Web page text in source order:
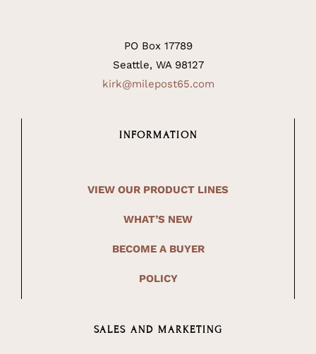
PO Box 17789
Seattle, WA 98127
kirk@milepost65.com
INFORMATION
VIEW OUR PRODUCT LINES
WHAT’S NEW
BECOME A BUYER
POLICY
SALES AND MARKETING